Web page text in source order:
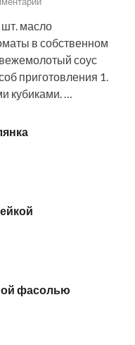
масло
в собственном
соус
приготовления 1.
кубиками. …
фасолью